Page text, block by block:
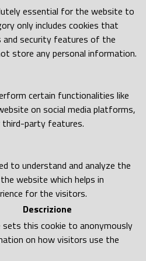
essential for the website to
only includes cookies that
and security features of the
store any personal information.
certain functionalities like
on social media platforms,
third-party features.
to understand and analyze the
website which helps in
for the visitors.
Descrizione
sets this cookie to anonymously
on how visitors use the